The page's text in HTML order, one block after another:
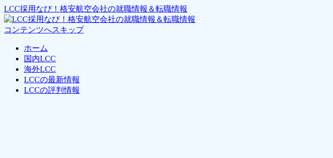
LCC採用なび！格安航空会社の就職情報＆転職情報
コンテンツへスキップ
ホーム
国内LCC
海外LCC
LCCの最新情報
LCCの評判情報